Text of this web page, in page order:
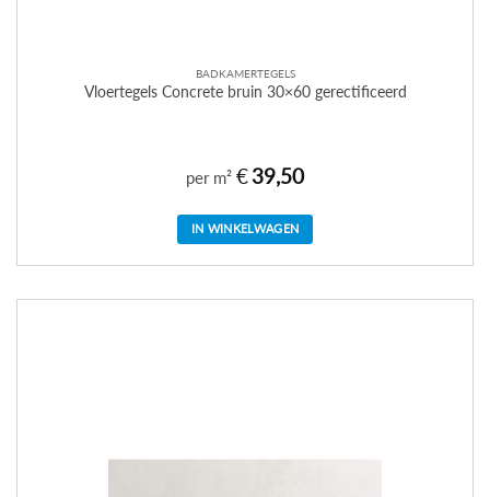
BADKAMERTEGELS
Vloertegels Concrete bruin 30×60 gerectificeerd
per m² €39,50
IN WINKELWAGEN